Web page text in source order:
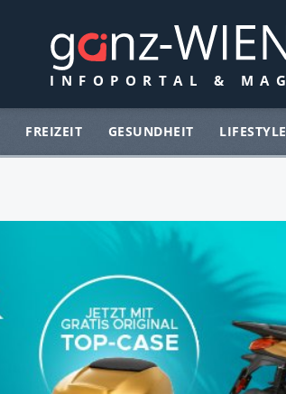
FREIZEIT GESUNDHEIT LIFESTYLE